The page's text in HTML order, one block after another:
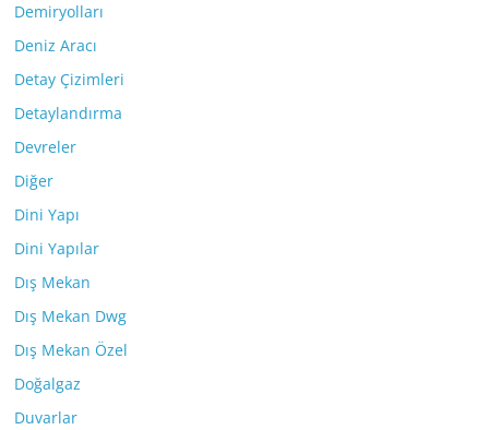
Demiryolları
Deniz Aracı
Detay Çizimleri
Detaylandırma
Devreler
Diğer
Dini Yapı
Dini Yapılar
Dış Mekan
Dış Mekan Dwg
Dış Mekan Özel
Doğalgaz
Duvarlar